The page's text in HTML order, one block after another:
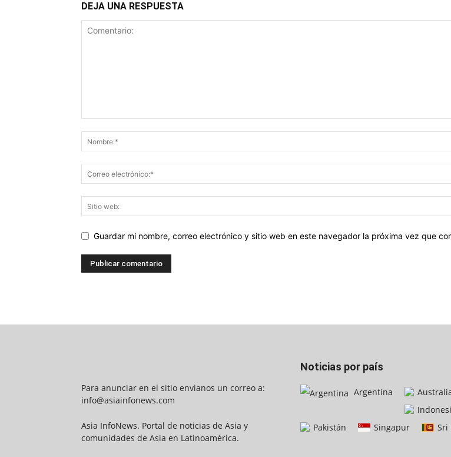
DEJA UNA RESPUESTA
Guardar mi nombre, correo electrónico y sitio web en este navegador la próxima vez que
Para anunciar en el sitio envianos un correo a:
info@asiainfonews.com
Asia InfoNews. Portal de noticias de Asia y
comunidades de Asia en Latinoamérica.
Noticias por país
Argentina
Pakistán
Singapur Sri